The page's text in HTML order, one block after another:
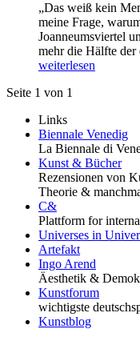
„Das weiß kein
meine Frage,
Joanneumsviertel
mehr die Hälfte der
weiterlesen
Seite 1 von 1
Links
Biennale Venedig
La Biennale di
Kunst & Bücher
Rezensionen von
Theorie &
C&
Plattform for
Universes in
Artefakt
Ingo Arend
Äesthetik &
Kunstforum
wichtigste
Kunstblog